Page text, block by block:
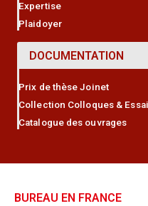
Expertise
Plaidoyer
DOCUMENTATION
Prix de thèse Joinet
Collection Colloques &
Catalogue des ouvrages
BUREAU EN FRANCE